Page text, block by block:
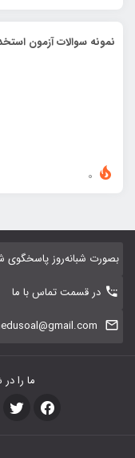
نمونه سوالات آزمون
بصورت شبانه‌روز پاسخگوی
در قسمت تماس با ما
ما را